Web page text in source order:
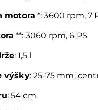
motora *: 3600 rpm, 7
**: 3060 rpm, 6 PS
: 1,5 l
výšky: 25-75 mm,
: 54 cm